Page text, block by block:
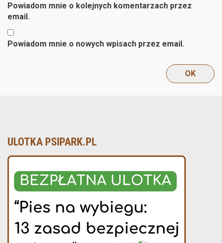
Powiadom mnie o kolejnych komentarzach przez
email.
Powiadom mnie o nowych wpisach przez email.
ULOTKA PSIPARK.PL